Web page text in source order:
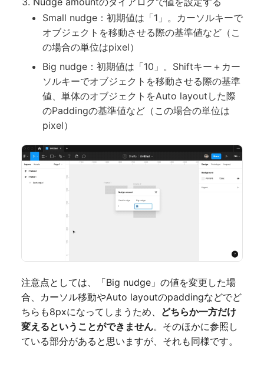
Small nudge：初期値は「1」。カーソルキーで
オブジェクトを移動させる際の基準値など（こ
の場合の単位はpixel）
Big nudge：初期値は「10」。Shiftキー＋カー
ソルキーでオブジェクトを移動させる際の基準
値、単体のオブジェクトをAuto layoutした際
のPaddingの基準値など（この場合の単位は
pixel）
注意点としては、「Big nudge」の値を変更した場
合、カーソル移動やAuto layoutのpaddingなどでど
ちらも8pxになってしまうため、 どちらか一方だけ
変えるということができません。そのほかに参照し
ている部分があると思いますが、それも同様です。